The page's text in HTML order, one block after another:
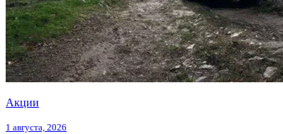
Акции
1 августа, 2026